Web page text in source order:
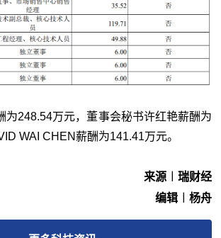
为248.54万元，董事会秘书许红艳薪酬为
WAI CHEN薪酬为141.41万元。
来源︱瑞财经
编辑︱杨舟